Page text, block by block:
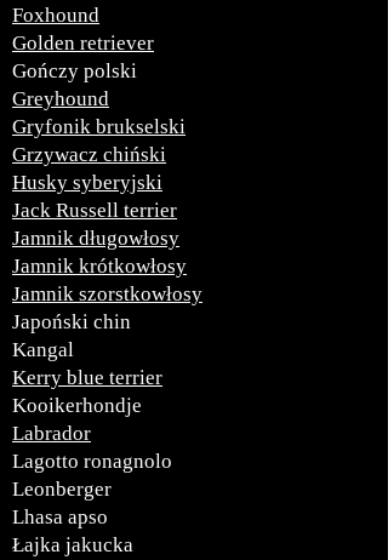
Foxhound
Golden retriever
Gończy polski
Greyhound
Gryfonik brukselski
Grzywacz chiński
Husky syberyjski
Jack Russell terrier
Jamnik długowłosy
Jamnik krótkowłosy
Jamnik szorstkowłosy
Japoński chin
Kangal
Kerry blue terrier
Kooikerhondje
Labrador
Lagotto ronagnolo
Leonberger
Lhasa apso
Łajka jakucka